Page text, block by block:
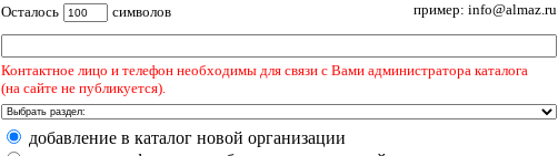
Осталось символов пример: info@almaz.ru
Контактное лицо и телефон необходимы для связи с Вами администратора каталога
(на сайте не публикуется).
добавление в каталог новой организации